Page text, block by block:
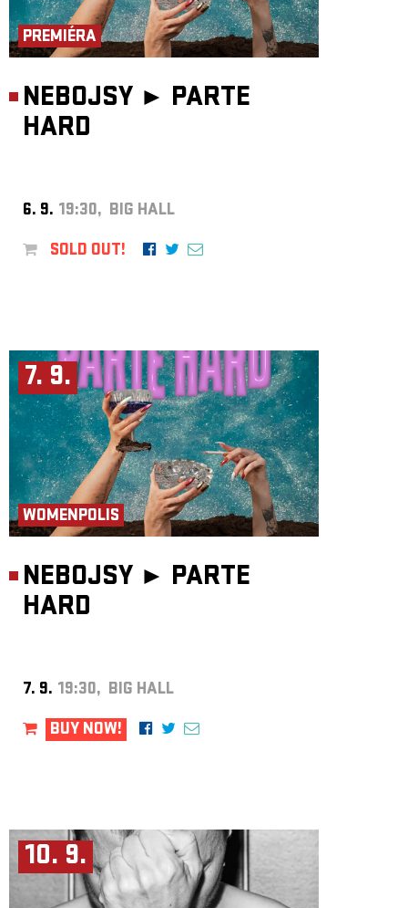
PREMIÉRA
NEBOJSY ► PARTE
HARD
6. 9. 19:30, BIG HALL
SOLD OUT!
7. 9.
WOMENPOLIS
NEBOJSY ► PARTE
HARD
7. 9. 19:30, BIG HALL
BUY NOW!
10. 9.